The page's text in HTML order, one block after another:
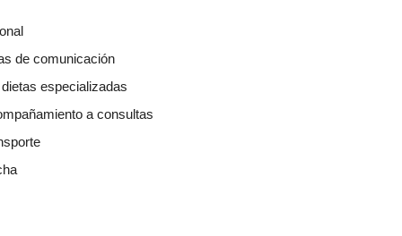
de comunicación
especializadas
a consultas